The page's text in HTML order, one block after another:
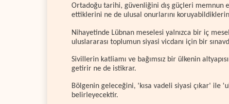
Ortadoğu tarihi, güvenliğini dış güçleri memnun
ettiklerini ne de ulusal onurlarını
Nihayetinde Lübnan meselesi yalnızca bir iç
uluslararası toplumun siyasi vicdanı için bir
Sivillerin katliamı ve bağımsız bir ülkenin
getirir ne de istikrar.
Bölgenin geleceğini, 'kısa vadeli siyasi çıkar' ile
belirleyecektir.